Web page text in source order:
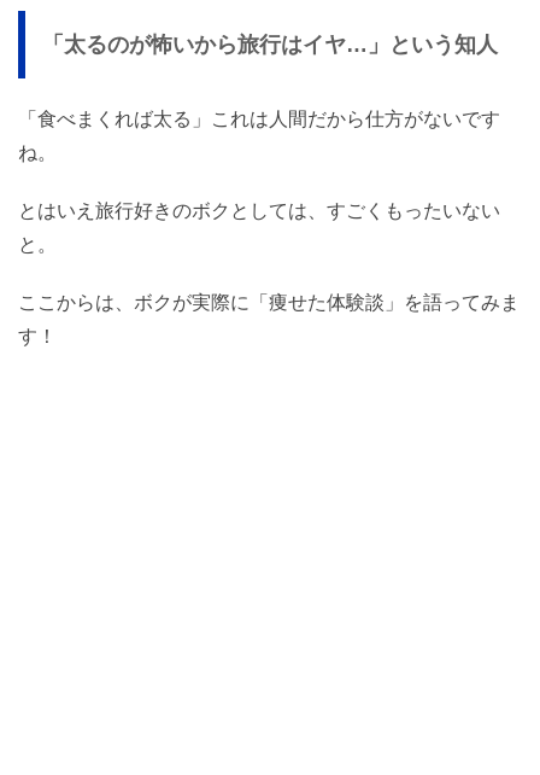
「太るのが怖いから旅行はイヤ…」という知人
「食べまくれば太る」これは人間だから仕方がないです
ね。
とはいえ旅行好きのボクとしては、すごくもったいない
と。
ここからは、ボクが実際に「痩せた体験談」を語ってみま
す！